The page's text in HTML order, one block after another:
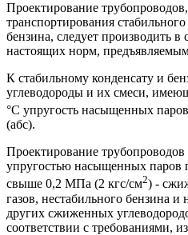
Проектирование
транспортирования
бензина, следует производить в
настоящих норм,
К стабильному конденсату и
углеводороды и их смеси,
°С упругость насыщенных
(абс).
Проектирование
упругостью насыщенных паров
свыше 0,2 МПа (2 кгс/см2) -
газов, нестабильного бензина и
других сжиженных
соответствии с требованиями,